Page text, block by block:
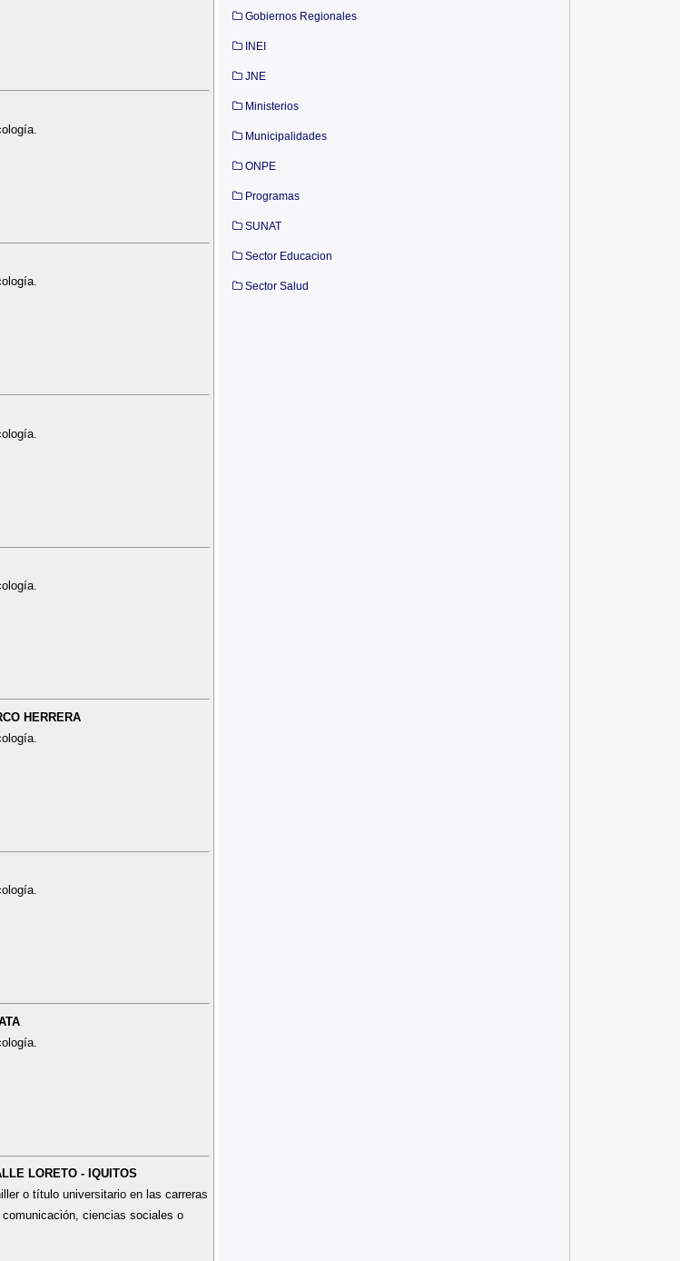
HERRERA
LORETO - IQUITOS
o título universitario en las carreras
ciencias sociales o
Gobiernos Regionales
INEI
JNE
Ministerios
Municipalidades
ONPE
Programas
SUNAT
Sector Educacion
Sector Salud